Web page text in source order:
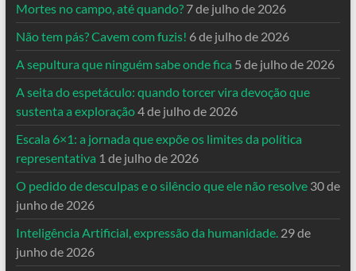
Mortes no campo, até quando? 7 de julho de 2026
Não tem pás? Cavem com fuzis! 6 de julho de 2026
A sepultura que ninguém sabe onde fica 5 de julho de 2026
A seita do espetáculo: quando torcer vira devoção que
sustenta a exploração4 de julho de 2026
Escala 6×1: a jornada que expõe os limites da política
representativa 1 de julho de 2026
O pedido de desculpas e o silêncio que ele não resolve 30 de
junho de 2026
Inteligência Artificial, expressão da humanidade. 29 de
junho de 2026